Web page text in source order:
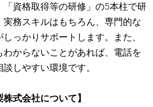
「資格取得等の研修」の5本柱で研
務スキルはもちろん、専門的な
っかりサポートします。また、
からないことがあれば、電話を
しやすい環境です。
株式会社について】